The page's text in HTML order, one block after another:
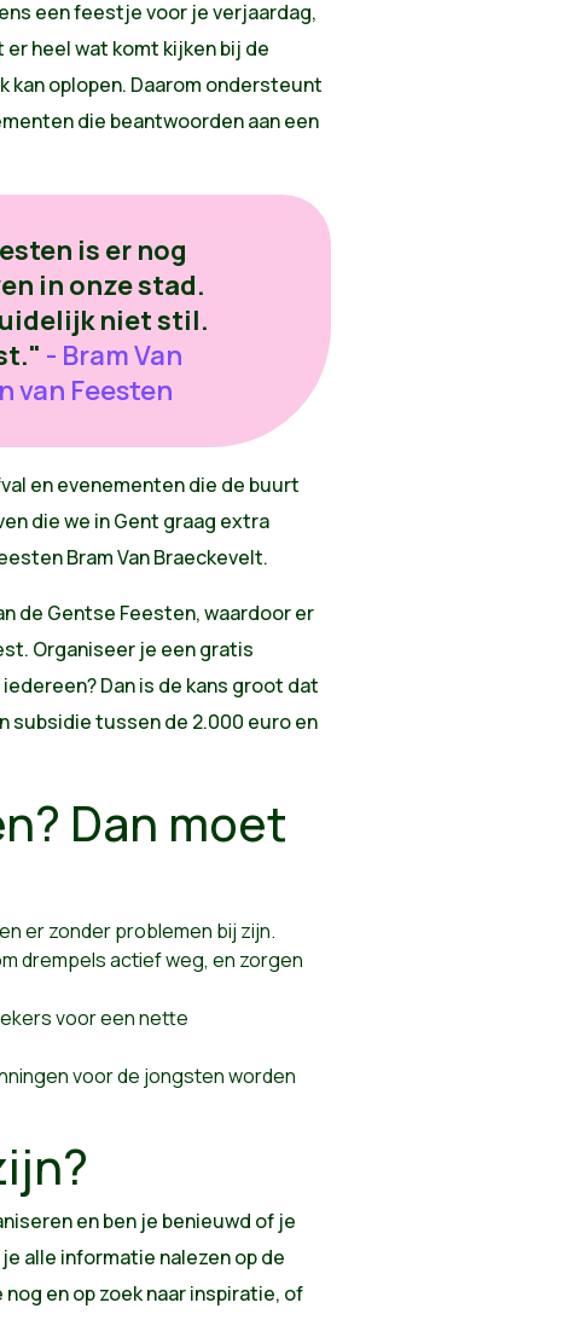
een feestje voor je verjaardag,
er heel wat komt kijken bij de
kan oplopen. Daarom ondersteunt
die beantwoorden aan een
is er nog
in onze stad.
niet stil.
- Bram Van
van Feesten
en evenementen die de buurt
die we in Gent graag extra
Bram Van Braeckevelt.
de Gentse Feesten, waardoor er
Organiseer je een gratis
Dan is de kans groot dat
subsidie tussen de 2.000 euro en
Dan moet
er zonder problemen bij zijn.
drempels actief weg, en zorgen
voor een nette
voor de jongsten worden
en ben je benieuwd of je
alle informatie nalezen op de
en op zoek naar inspiratie, of